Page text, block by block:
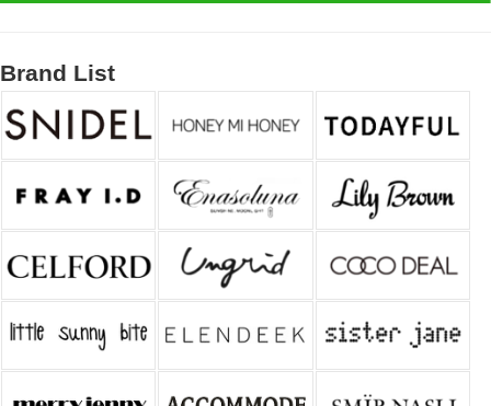
Brand List